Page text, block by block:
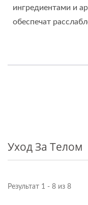
ингредиентами и
обеспечат
Уход За Телом
Результат 1 - 8 из 8